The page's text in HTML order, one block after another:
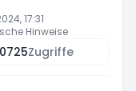
17:31
Hinweise
Zugriffe